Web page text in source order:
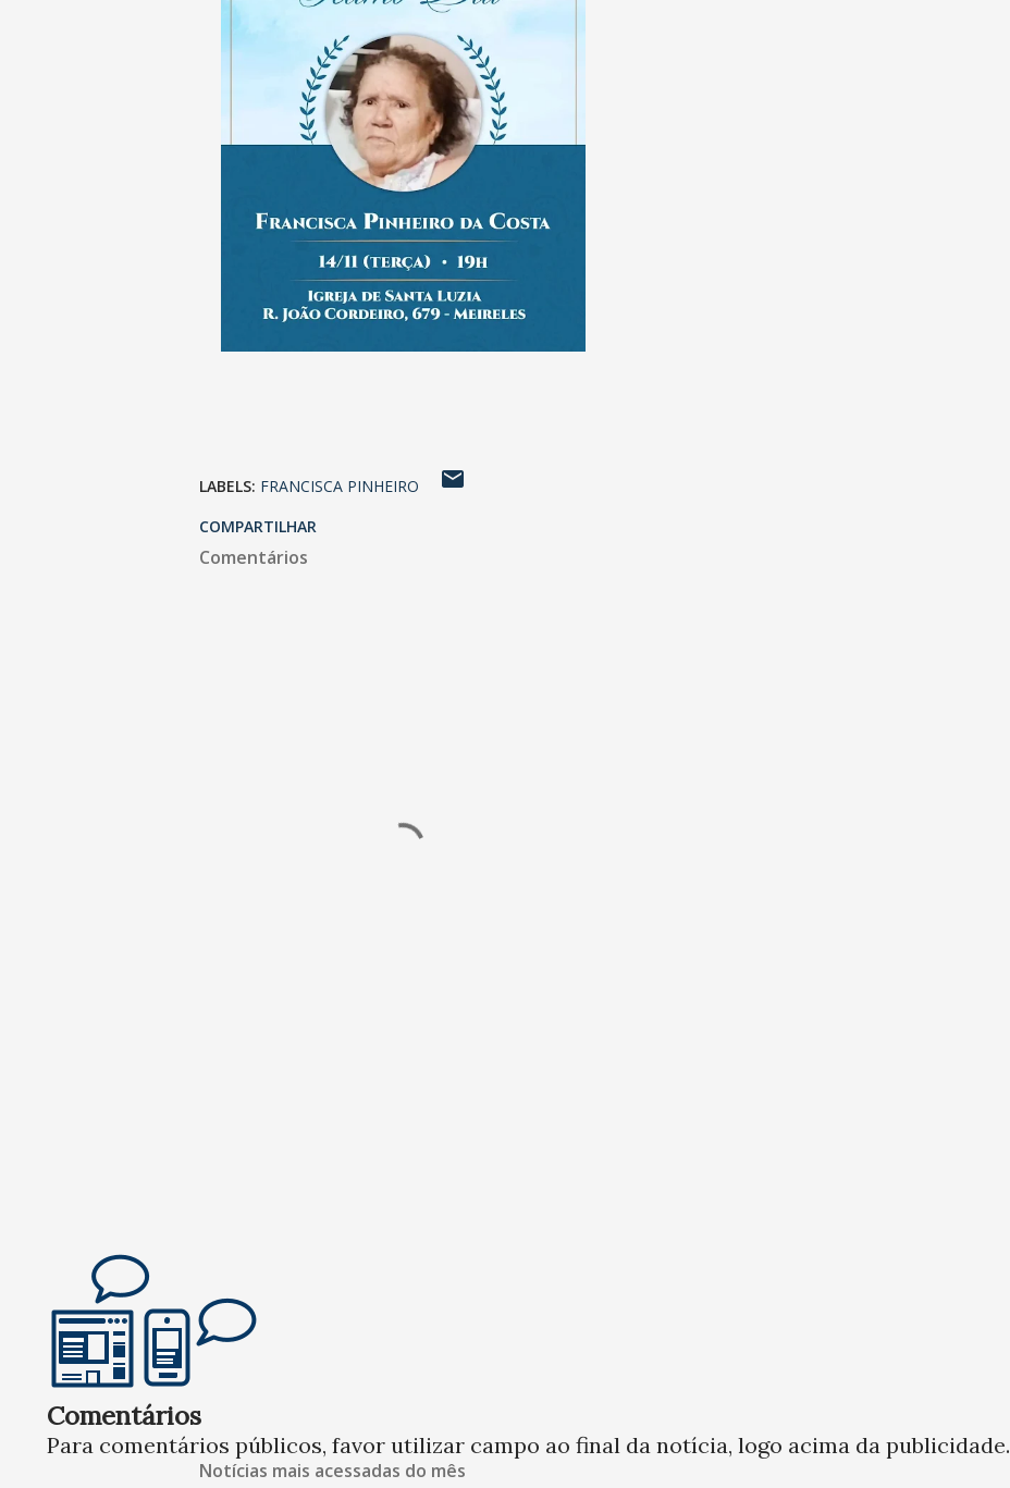
LABELS: FRANCISCA PINHEIRO
COMPARTILHAR
Comentários
Comentários
Para comentários públicos, favor utilizar campo ao final da notícia, logo acima da publicidade.
Notícias mais acessadas do mês